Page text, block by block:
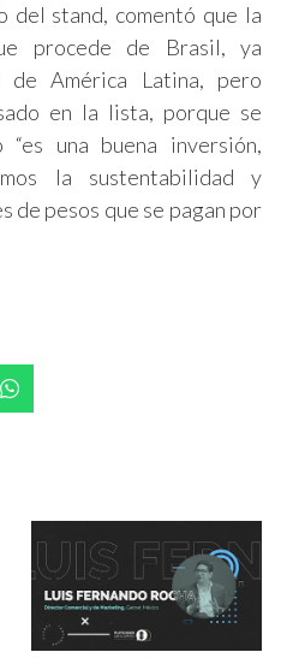
del stand, comentó que la
procede de Brasil, ya
de América Latina, pero
en la lista, porque se
una buena inversión,
la sustentabilidad y
de pesos que se pagan por